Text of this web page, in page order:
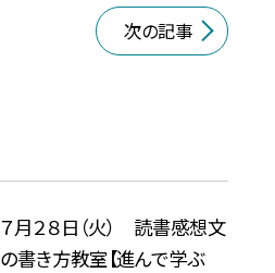
次の記事
７月２８日（火） 読書感想文
の書き方教室【進んで学ぶ